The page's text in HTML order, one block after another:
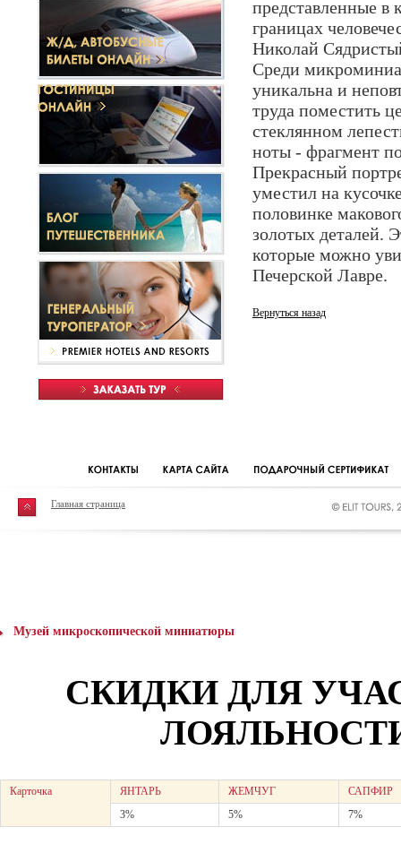
представленные в
границах
Николай
Среди
уникальна и
труда поместить
стеклянном
ноты - фрагмент
Прекрасный
уместил на
половинке
золотых деталей.
которые можно
Печерской Лавре.
Вернуться назад
Главная страница
Музей микроскопической миниатюры
СКИДКИ ДЛЯ
Карточка ЯНТАРЬ ЖЕМЧУГ
САПФИР
3%
5% 7%